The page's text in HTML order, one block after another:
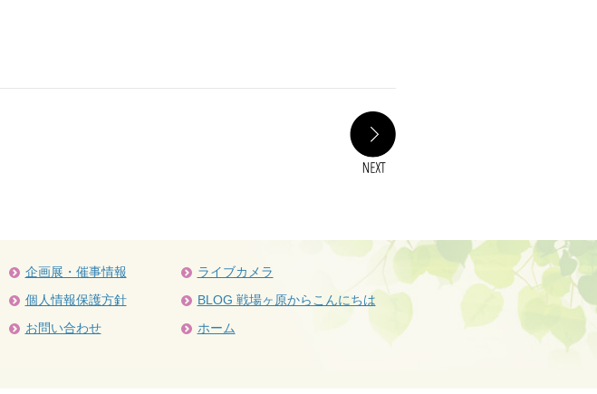
企画展・催事情報
個人情報保護方針
お問い合わせ
ライブカメラ
BLOG 戦場ヶ原からこんにちは
ホーム